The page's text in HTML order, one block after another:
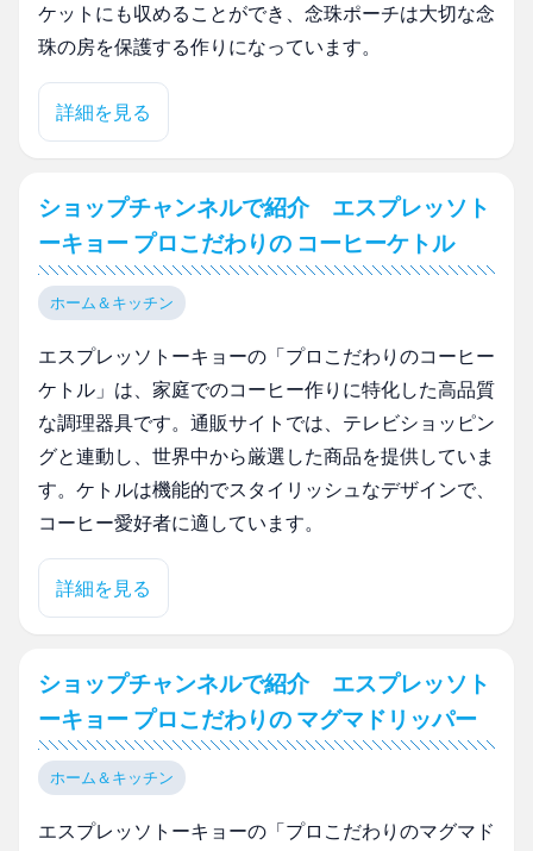
ケットにも収めることができ、念珠ポーチは大切な念
珠の房を保護する作りになっています。
詳細を見る
ショップチャンネルで紹介 エスプレッソト
ーキョー プロこだわりの コーヒーケトル
ホーム＆キッチン
エスプレッソトーキョーの「プロこだわりのコーヒー
ケトル」は、家庭でのコーヒー作りに特化した高品質
な調理器具です。通販サイトでは、テレビショッピン
グと連動し、世界中から厳選した商品を提供していま
す。ケトルは機能的でスタイリッシュなデザインで、
コーヒー愛好者に適しています。
詳細を見る
ショップチャンネルで紹介 エスプレッソト
ーキョー プロこだわりの マグマドリッパー
ホーム＆キッチン
エスプレッソトーキョーの「プロこだわりのマグマド